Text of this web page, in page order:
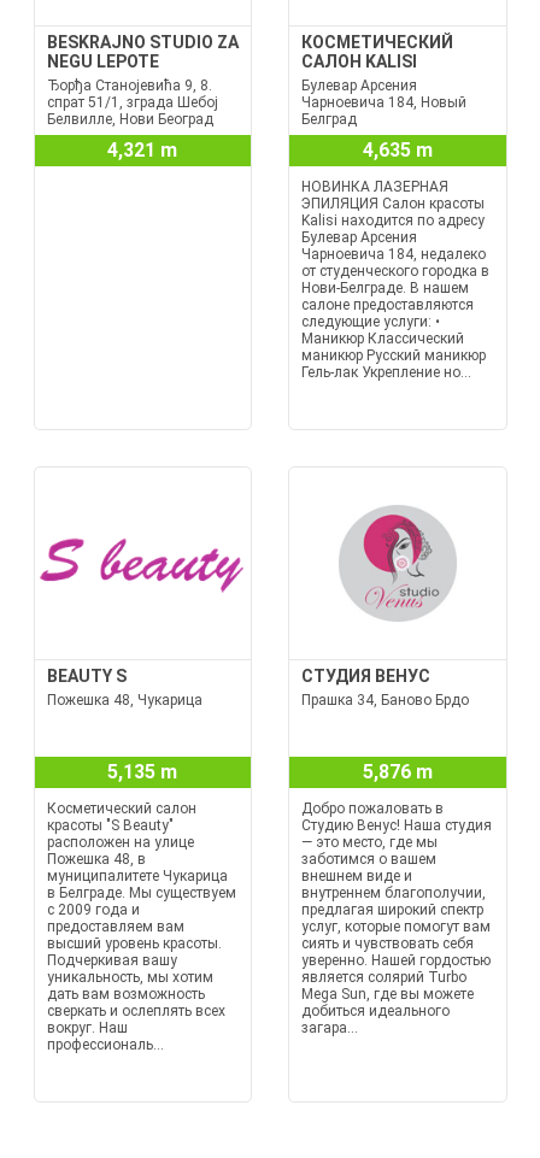
BESKRAJNO STUDIO ZA
NEGU LEPOTE
Ђорђа Станојевића 9, 8.
спрат 51/1, зграда Шебој
Белвилле, Нови Београд
4,321 m
КОСМЕТИЧЕСКИЙ
САЛОН KALISI
Булевар Арсения
Чарноевича 184, Новый
Белград
4,635 m
НОВИНКА ЛАЗЕРНАЯ
ЭПИЛЯЦИЯ Салон красоты
Kalisi находится по адресу
Булевар Арсения
Чарноевича 184, недалеко
от студенческого городка в
Нови-Белграде. В нашем
салоне предоставляются
следующие услуги: •
Маникюр Классический
маникюр Русский маникюр
Гель-лак Укрепление но...
BEAUTY S
Пожешка 48, Чукарица
5,135 m
Косметический салон
красоты "S Beauty"
расположен на улице
Пожешка 48, в
муниципалитете Чукарица
в Белграде. Мы существуем
с 2009 года и
предоставляем вам
высший уровень красоты.
Подчеркивая вашу
уникальность, мы хотим
дать вам возможность
сверкать и ослеплять всех
вокруг. Наш
профессиональ...
СТУДИЯ ВЕНУС
Прашка 34, Баново Брдо
5,876 m
Добро пожаловать в
Студию Венус! Наша студия
— это место, где мы
заботимся о вашем
внешнем виде и
внутреннем благополучии,
предлагая широкий спектр
услуг, которые помогут вам
сиять и чувствовать себя
уверенно. Нашей гордостью
является солярий Turbo
Mega Sun, где вы можете
добиться идеального
загара...